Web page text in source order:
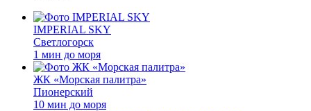
IMPERIAL SKY
Светлогорск
1 мин до моря
ЖК «Морская палитра»
Пионерский
10 мин до моря